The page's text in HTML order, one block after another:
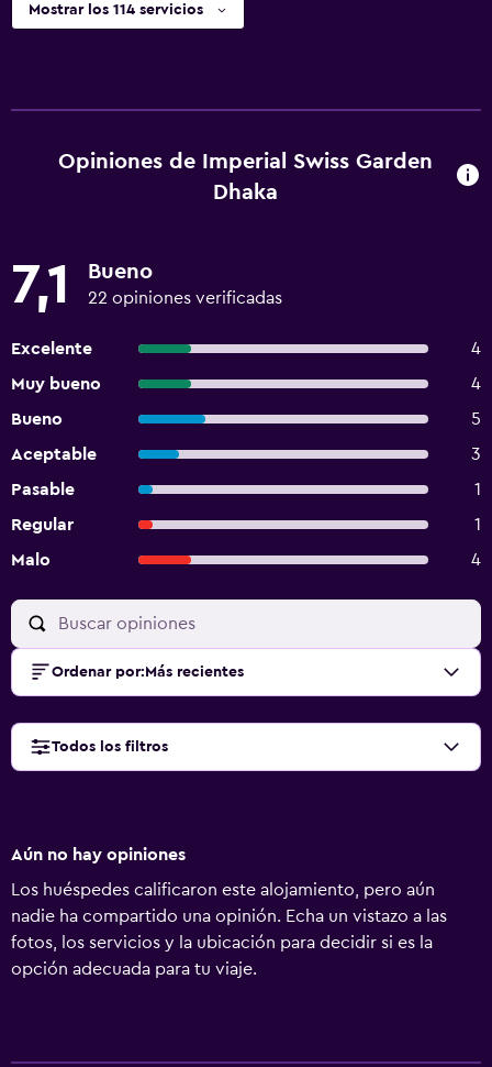
Mostrar los 114 servicios
Opiniones de Imperial Swiss Garden
Dhaka
7,1 Bueno
22 opiniones verificadas
Excelente
4
Muy bueno
4
Bueno
5
Aceptable
3
Pasable
1
Regular
1
Malo
4
Ordenar por: Más recientes
Todos los filtros
Aún no hay opiniones
Los huéspedes calificaron este alojamiento, pero aún
nadie ha compartido una opinión. Echa un vistazo a las
fotos, los servicios y la ubicación para decidir si es la
opción adecuada para tu viaje.